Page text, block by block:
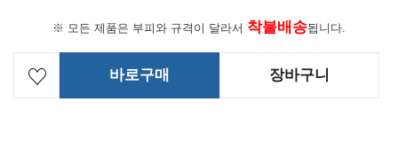
※ 모든 제품은 부피와 규격이 달라서 착불배송됩니다.
바로구매 장바구니